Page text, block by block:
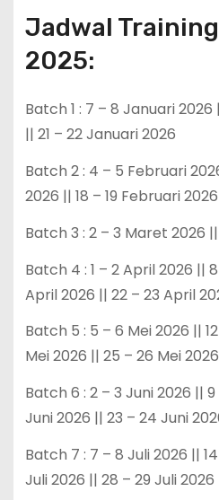
Jadwal
2025:
Batch 1 : 7 – 8 Januari 2026
|| 21 – 22 Januari 2026
Batch 2 : 4 – 5 Februari
2026 || 18 – 19 Februari 2026
Batch 3 : 2 – 3 Maret 2026
Batch 4 : 1 – 2 April 2026 ||
April 2026 || 22 – 23 April
Batch 5 : 5 – 6 Mei 2026 ||
Mei 2026 || 25 – 26 Mei 2026
Batch 6 : 2 – 3 Juni 2026 || 9
Juni 2026 || 23 – 24 Juni
Batch 7 : 7 – 8 Juli 2026 ||
Juli 2026 || 28 – 29 Juli 2026